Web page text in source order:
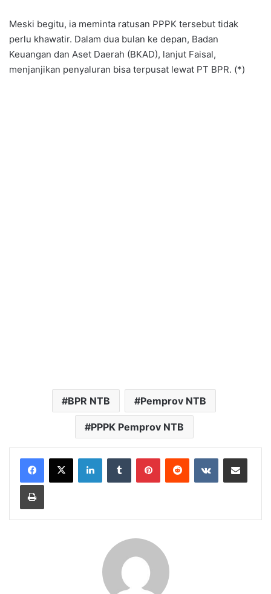
Meski begitu, ia meminta ratusan PPPK tersebut tidak
perlu khawatir. Dalam dua bulan ke depan, Badan
Keuangan dan Aset Daerah (BKAD), lanjut Faisal,
menjanjikan penyaluran bisa terpusat lewat PT BPR. (*)
BPR NTB Pemprov NTB
PPPK Pemprov NTB
LinkedInTumblr PinterestReddit VKontakteBagikan Lewat Email
Cetak